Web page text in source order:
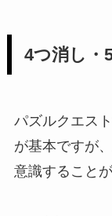
4つ消し・
パズルクエス
が基本ですが
意識すること